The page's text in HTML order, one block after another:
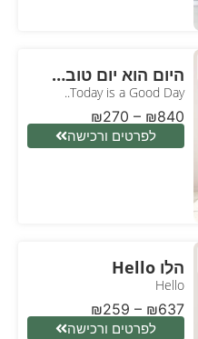
היום הוא יום טוב…
Today is a Good Day..
₪270 – ₪840
לפרטים ורכישה
הלו Hello
Hello
₪259 – ₪637
לפרטים ורכישה